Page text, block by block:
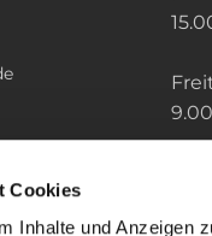
Cookies
Inhalte und Anzeigen